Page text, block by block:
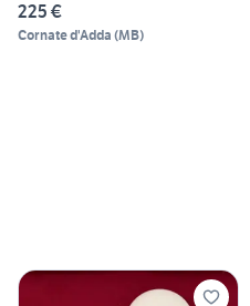
225 €
Cornate d'Adda (MB)